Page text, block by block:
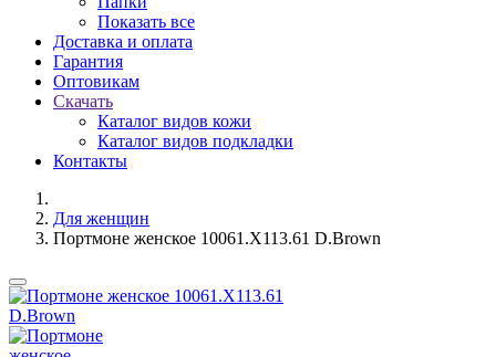
Показать все
Доставка и оплата
Гарантия
Оптовикам
Скачать
Каталог видов кожи
Каталог видов подкладки
Контакты
Для женщин
Портмоне женское 10061.X113.61 D.Brown